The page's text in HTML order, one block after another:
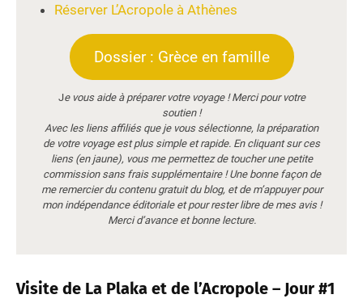
Réserver L’Acropole à Athènes
Dossier : Grèce en famille
Je vous aide à préparer votre voyage ! Merci pour votre
soutien !
Avec les liens affiliés que je vous sélectionne, la préparation
de votre voyage est plus simple et rapide. En cliquant sur ces
liens (en jaune), vous me permettez de toucher une petite
commission sans frais supplémentaire ! Une bonne façon de
me remercier du contenu gratuit du blog, et de m’appuyer pour
mon indépendance éditoriale et pour rester libre de mes avis !
Merci d’avance et bonne lecture.
Visite de La Plaka et de l’Acropole – Jour #1